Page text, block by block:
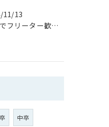
11/13
沼津市でフリーター歓迎！理想の土木求人を見つけるための究極ガイド
中卒